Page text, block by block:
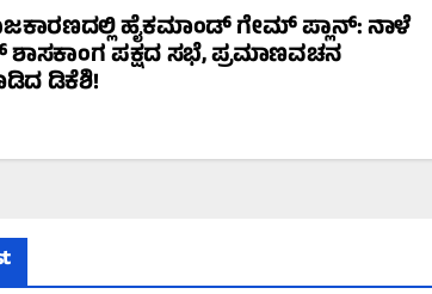
ಹೈಕಮಾಂಡ್ ಗೇಮ್ ಪ್ಲಾನ್: ನಾಳೆ
ಶಾಸಕಾಂಗ ಪಕ್ಷದ ಸಭೆ, ಪ್ರಮಾಣವಚನ
ಡಿಕೆಶಿ!